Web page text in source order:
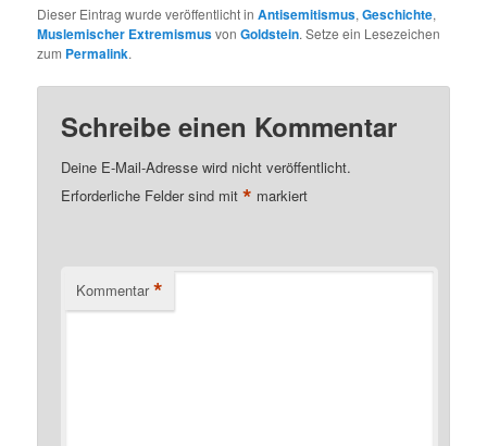
Dieser Eintrag wurde veröffentlicht inAntisemitismus,Geschichte,
Muslemischer ExtremismusvonGoldstein. Setze ein Lesezeichen
zum Permalink.
Schreibe einen Kommentar
Deine E-Mail-Adresse wird nicht veröffentlicht.
Erforderliche Felder sind mit* markiert
Kommentar *